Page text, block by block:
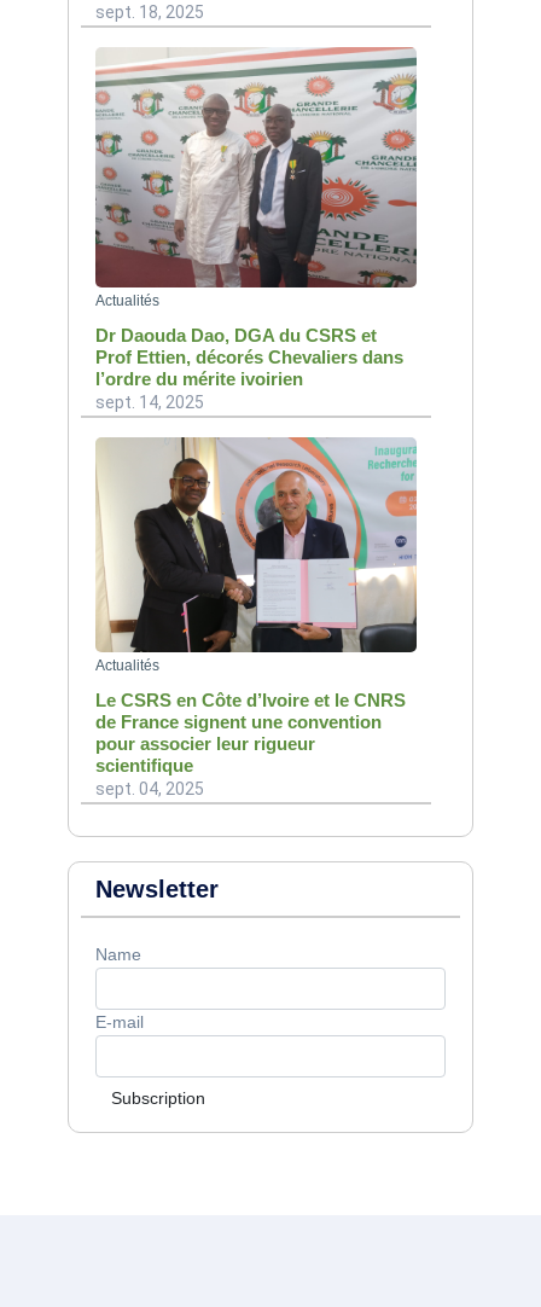
sept. 18, 2025
Actualités
Dr Daouda Dao, DGA du CSRS et
Prof Ettien, décorés Chevaliers dans
l’ordre du mérite ivoirien
sept. 14, 2025
Actualités
Le CSRS en Côte d’Ivoire et le CNRS
de France signent une convention
pour associer leur rigueur
scientifique
sept. 04, 2025
Newsletter
Name
E-mail
Subscription